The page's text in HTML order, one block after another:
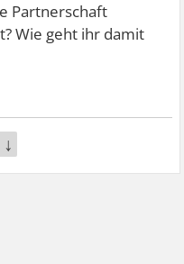
Partnerschaft
Wie geht ihr damit